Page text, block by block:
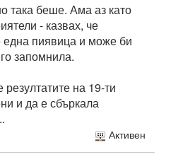
така беше. Ама аз като
- казвах, че
една пиявица и може би
запомнила.
на 19-ти
и да е сбъркала
Активен